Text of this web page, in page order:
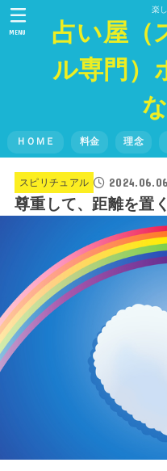
楽
占い屋（
ル専門
ＨＯＭＥ 料金 理念
MENU
スピリチュアル 2024.06.06
尊重して、距離を置く